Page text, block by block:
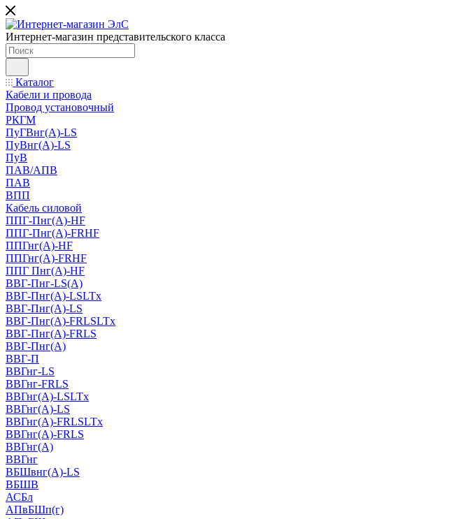
Интернет-магазин представительского класса
Каталог
Кабели и провода
Провод установочный
РКГМ
ПуГВнг(А)-LS
ПуВнг(А)-LS
ПуВ
ПАВ/АПВ
ПАВ
ВПП
Кабель силовой
ППГ-Пнг(А)-HF
ППГ-Пнг(А)-FRHF
ППГнг(А)-HF
ППГнг(А)-FRHF
ППГ Пнг(А)-HF
ВВГ-Пнг-LS(А)
ВВГ-Пнг(А)-LSLTx
ВВГ-Пнг(А)-LS
ВВГ-Пнг(А)-FRLSLTx
ВВГ-Пнг(А)-FRLS
ВВГ-Пнг(А)
ВВГ-П
ВВГнг-LS
ВВГнг-FRLS
ВВГнг(А)-LSLTx
ВВГнг(А)-LS
ВВГнг(А)-FRLSLTx
ВВГнг(А)-FRLS
ВВГнг(А)
ВВГнг
ВБШвнг(А)-LS
ВБШВ
АСБл
АПвБШп(г)